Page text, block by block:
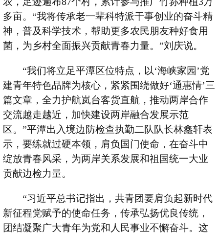
多亩。 “我将传承老一辈科特派干事创业的奋斗精
神，普及科学技术，帮助更多农民朋友种好食用
菌，为乡村全面振兴贡献青春力量。 ”刘庆说。
“我们将立足平潭区位特点，以‘海峡家园’党
建青年特色品牌为核心，紧紧围绕做好‘通惠情’三
篇文章，全力护航岚台客货直航，推动两岸合作
交流越走越近，加快建设两岸融合发展示范
区。 ”平潭出入境边防检查执勤二队队长林鑫轩表
示，要练就过硬本领，肩负国门使命，在奋斗中
绽放青春风采，为两岸关系发展和祖国统一大业
贡献边检力量。
“习近平总书记指出，共青团要肩负起新时代
新征程党赋予的使命任务，传承弘扬优良传统，
团结凝聚广大青年为党和人民事业不懈奋斗。这